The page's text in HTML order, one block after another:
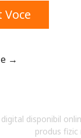
unui
→
disponibil
produs fizic